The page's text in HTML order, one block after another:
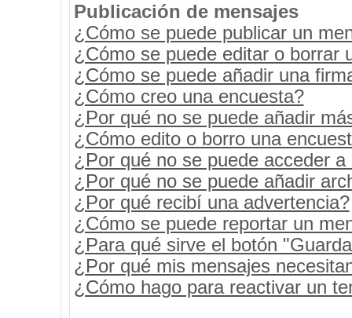
Publicación de mensajes
¿Cómo se puede publicar un
¿Cómo se puede editar o borrar
¿Cómo se puede añadir una
¿Cómo creo una encuesta?
¿Por qué no se puede añadir
¿Cómo edito o borro una
¿Por qué no se puede acceder a
¿Por qué no se puede añadir
¿Por qué recibí una advertencia?
¿Cómo se puede reportar un
¿Para qué sirve el botón
¿Por qué mis mensajes
¿Cómo hago para reactivar un